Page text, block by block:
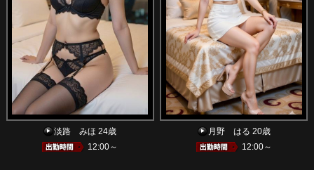
淡路 みほ 24歳
12:00～
月野 はる 20歳
12:00～